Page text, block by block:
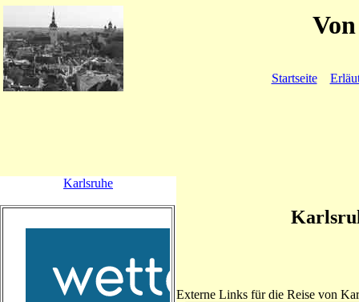
Startseite
Externe Links für die Reise von
Karlsruhe